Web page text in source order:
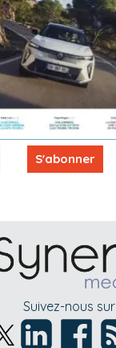
S'abonner
Suivez-nous sur